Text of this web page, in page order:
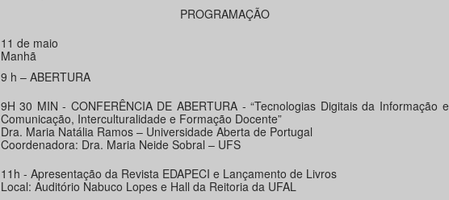
PROGRAMAÇÃO
11 de maio
Manhã
9 h – ABERTURA
9H 30 MIN - CONFERÊNCIA DE ABERTURA - “Tecnologias Digitais da Informação e
Comunicação, Interculturalidade e Formação Docente”
Dra. Maria Natália Ramos – Universidade Aberta de Portugal
Coordenadora: Dra. Maria Neide Sobral – UFS
11h - Apresentação da Revista EDAPECI e Lançamento de Livros
Local: Auditório Nabuco Lopes e Hall da Reitoria da UFAL